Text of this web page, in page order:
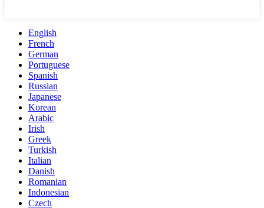
English
French
German
Portuguese
Spanish
Russian
Japanese
Korean
Arabic
Irish
Greek
Turkish
Italian
Danish
Romanian
Indonesian
Czech